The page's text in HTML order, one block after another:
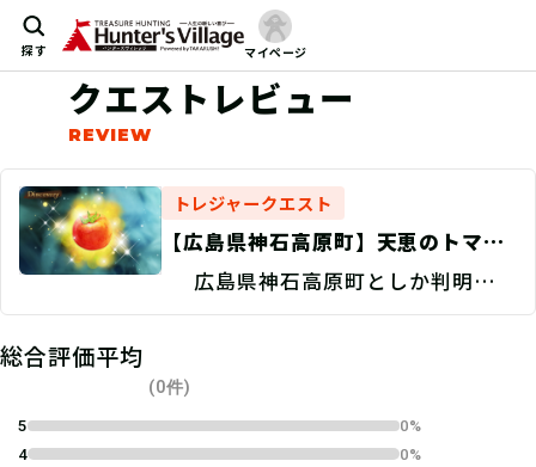
探す マイページ
クエストレビュー
トレジャークエスト
【広島県神石高原町】天恵のトマト
を探せ！/現地捜索 Discovery
広島県神石高原町としか判明して
いない。
総合評価平均
(0件)
5
0%
4
0%